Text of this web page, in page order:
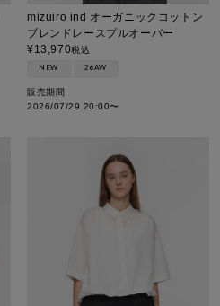
mizuiro ind オーガニックコットン
ブレンドレースプルオーバー
¥13,970税込
NEW 26AW
販売期間
2026/07/29 20:00〜